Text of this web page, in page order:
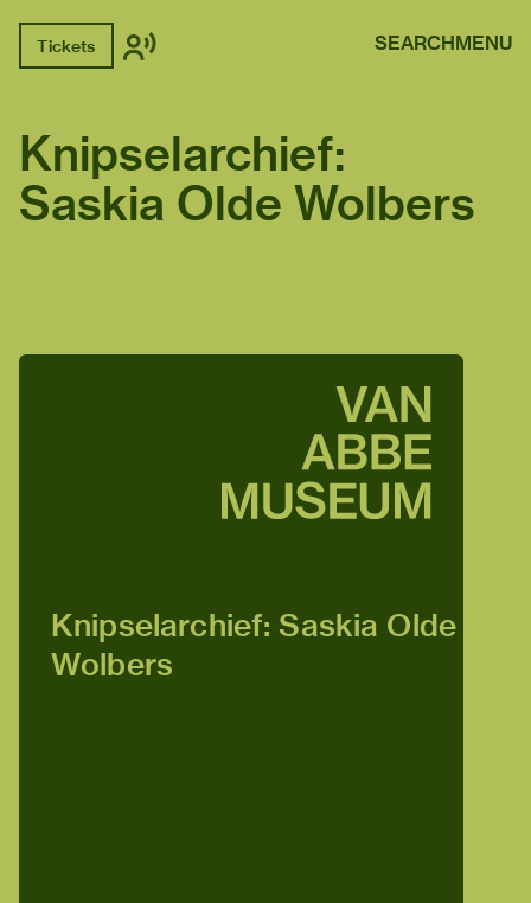
Tickets SEARCHMENU
Knipselarchief:
Saskia Olde Wolbers
Knipselarchief: Saskia Olde
Wolbers